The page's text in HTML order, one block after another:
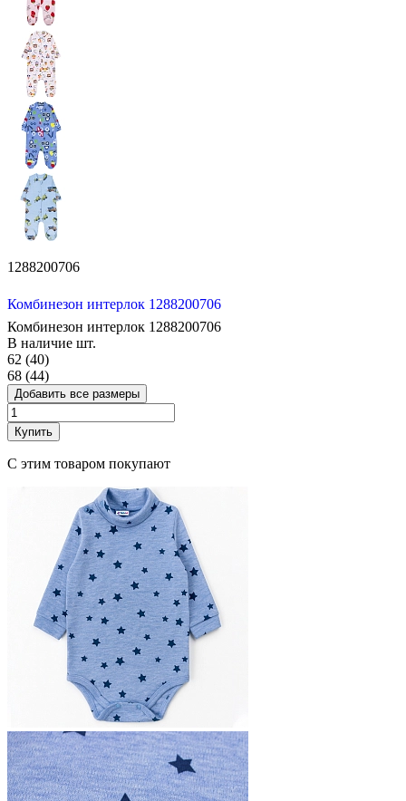
1288200706
Комбинезон интерлок 1288200706
Комбинезон интерлок 1288200706
В наличие шт.
62 (40)
68 (44)
Добавить все размеры
Купить
С этим товаром покупают